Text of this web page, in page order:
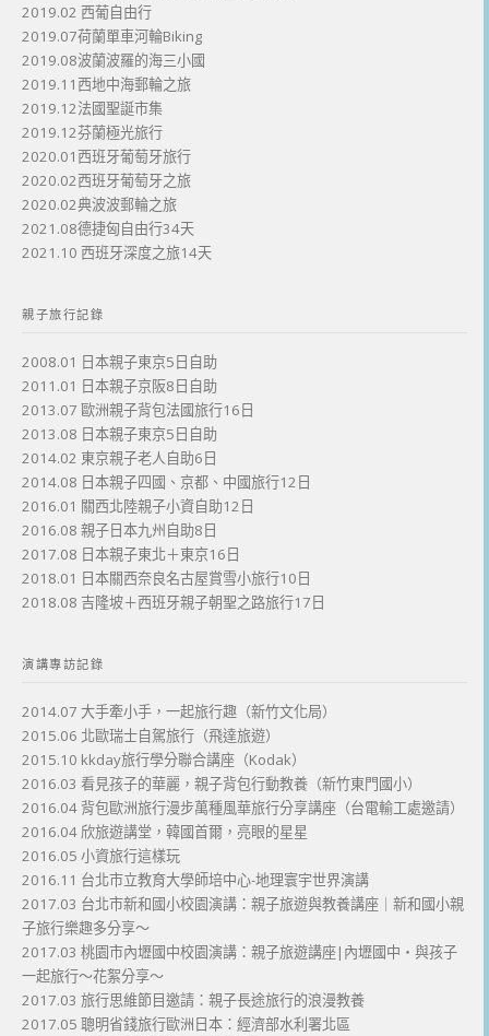
2019.02 西葡自由行
2019.07荷蘭單車河輪Biking
2019.08波蘭波羅的海三小國
2019.11西地中海郵輪之旅
2019.12法國聖誕市集
2019.12芬蘭極光旅行
2020.01西班牙葡萄牙旅行
2020.02西班牙葡萄牙之旅
2020.02典波波郵輪之旅
2021.08德捷匈自由行34天
2021.10 西班牙深度之旅14天
親子旅行記錄
2008.01 日本親子東京5日自助
2011.01 日本親子京阪8日自助
2013.07 歐洲親子背包法國旅行16日
2013.08 日本親子東京5日自助
2014.02 東京親子老人自助6日
2014.08 日本親子四國、京都、中國旅行12日
2016.01 關西北陸親子小資自助12日
2016.08 親子日本九州自助8日
2017.08 日本親子東北＋東京16日
2018.01 日本關西奈良名古屋賞雪小旅行10日
2018.08 吉隆坡＋西班牙親子朝聖之路旅行17日
演講專訪記錄
2014.07 大手牽小手，一起旅行趣（新竹文化局）
2015.06 北歐瑞士自駕旅行（飛達旅遊）
2015.10 kkday旅行學分聯合講座（Kodak）
2016.03 看見孩子的華麗，親子背包行動教養（新竹東門國小）
2016.04 背包歐洲旅行漫步萬種風華旅行分享講座（台電輸工處邀請）
2016.04 欣旅遊講堂，韓國首爾，亮眼的星星
2016.05 小資旅行這樣玩
2016.11 台北市立教育大學師培中心-地理寰宇世界演講
2017.03 台北市新和國小校園演講：親子旅遊與教養講座｜新和國小親
子旅行樂趣多分享～
2017.03 桃園市內壢國中校園演講：親子旅遊講座|內壢國中・與孩子
一起旅行～花絮分享～
2017.03 旅行思維節目邀請：親子長途旅行的浪漫教養
2017.05 聰明省錢旅行歐洲日本：經濟部水利署北區